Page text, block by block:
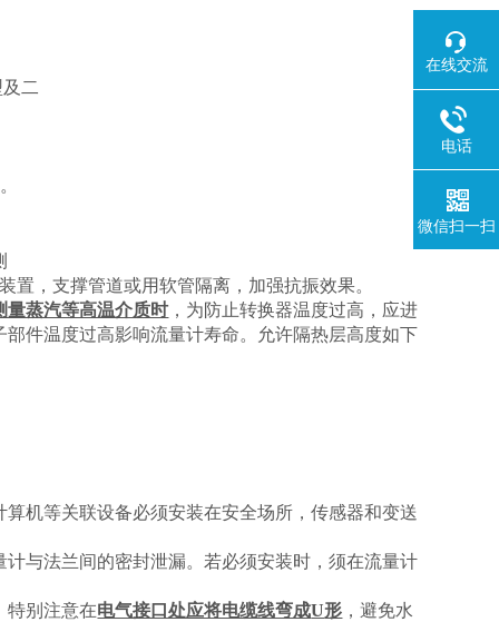
二
。
置，支撑管道或用软管隔离，加强抗振效果。
量蒸汽等高温介质时，为防止转换器温度过高，应进
件温度过高影响流量计寿命。允许隔热层高度如下
机等关联设备必须安装在安全场所，传感器和变送
与法兰间的密封泄漏。若必须安装时，须在流量计
特别注意在电气接口处应将电缆线弯成U形 ，避免水
在线交流
电话
微信扫一扫